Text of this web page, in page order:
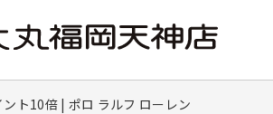
ト10倍 | ポロ ラルフ ローレン